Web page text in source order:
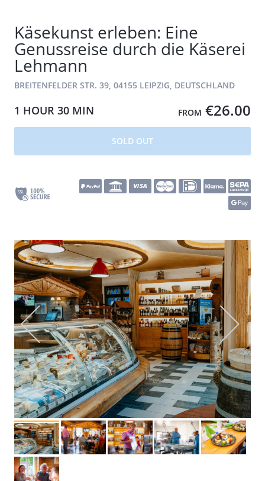
Käsekunst erleben: Eine
Genussreise durch die Käserei
Lehmann
BREITENFELDER STR. 39, 04155 LEIPZIG, DEUTSCHLAND
FROM €26.00
1 HOUR 30 MIN
SOLD OUT